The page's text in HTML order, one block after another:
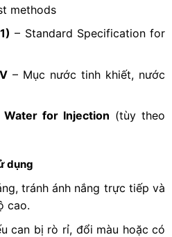
methods
– Standard Specification for
– Mục nước tinh khiết, nước
Water for Injection (tùy theo
dụng
tránh ánh nắng trực tiếp và
cao.
can bị rò rỉ, đổi màu hoặc có